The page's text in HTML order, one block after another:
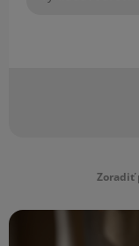
Zoradiť
Zoznam